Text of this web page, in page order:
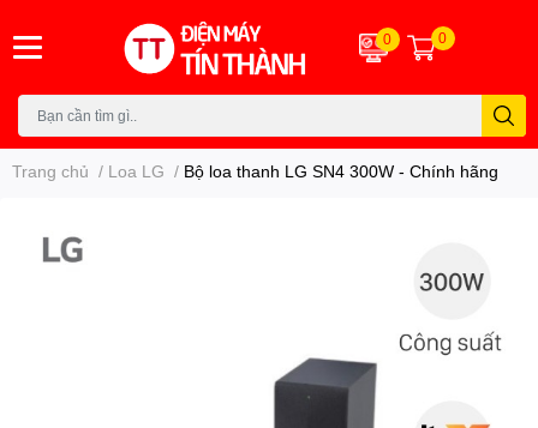
0 0
Trang chủ / Loa LG / Bộ loa thanh LG SN4 300W - Chính hãng